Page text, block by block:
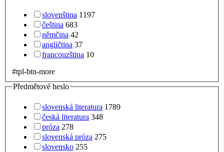
slovenština 1197
čeština 683
němčina 42
angličtina 37
francouzština 10
#tpl-btn-more
Předmětové heslo
slovenská literatura 1789
česká literatura 348
próza 278
slovenská próza 275
slovensko 255